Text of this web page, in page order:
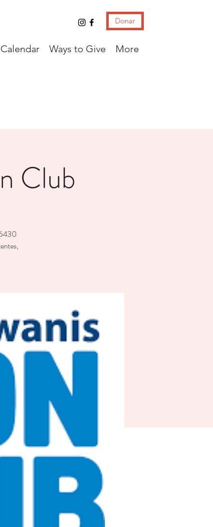
Donar
Calendar Ways to Give More
Club